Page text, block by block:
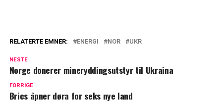
RELATERTE EMNER: ENERGI NOR UKR
NESTE
Norge donerer mineryddingsutstyr til Ukraina
FORRIGE
Brics åpner døra for seks nye land